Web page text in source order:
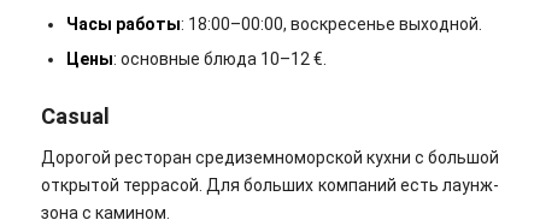
Часы работы: 18:00–00:00, воскресенье выходной.
Цены: основные блюда 10–12 €.
Casual
Дорогой ресторан средиземноморской кухни с большой
открытой террасой. Для больших компаний есть лаунж-
зона с камином.